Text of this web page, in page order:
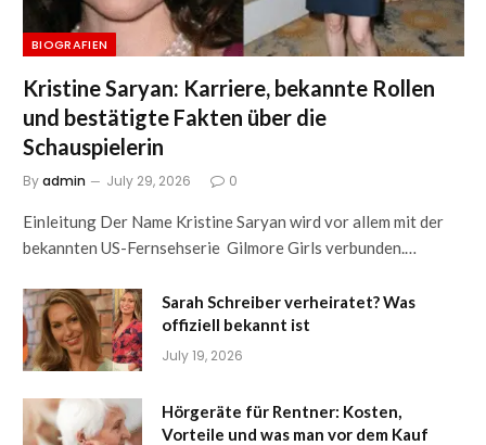
BIOGRAFIEN
Kristine Saryan: Karriere, bekannte Rollen
und bestätigte Fakten über die
Schauspielerin
Byadmin July 29, 2026 0
Einleitung Der Name Kristine Saryan wird vor allem mit der
bekannten US-Fernsehserie Gilmore Girls verbunden.…
Sarah Schreiber verheiratet? Was
offiziell bekannt ist
July 19, 2026
Hörgeräte für Rentner: Kosten,
Vorteile und was man vor dem Kauf